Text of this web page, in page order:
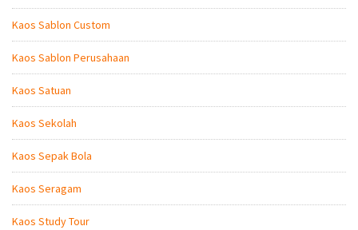
Kaos Sablon Custom
Kaos Sablon Perusahaan
Kaos Satuan
Kaos Sekolah
Kaos Sepak Bola
Kaos Seragam
Kaos Study Tour